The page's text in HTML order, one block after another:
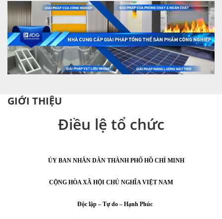
GIỚI THIỆU
Điều lệ tổ chức
ỦY BAN NHÂN DÂN THÀNH PHỐ HỒ CHÍ MINH
CỘNG HÒA XÃ HỘI CHỦ NGHĨA VIỆT NAM
Độc lập – Tự do – Hạnh Phúc